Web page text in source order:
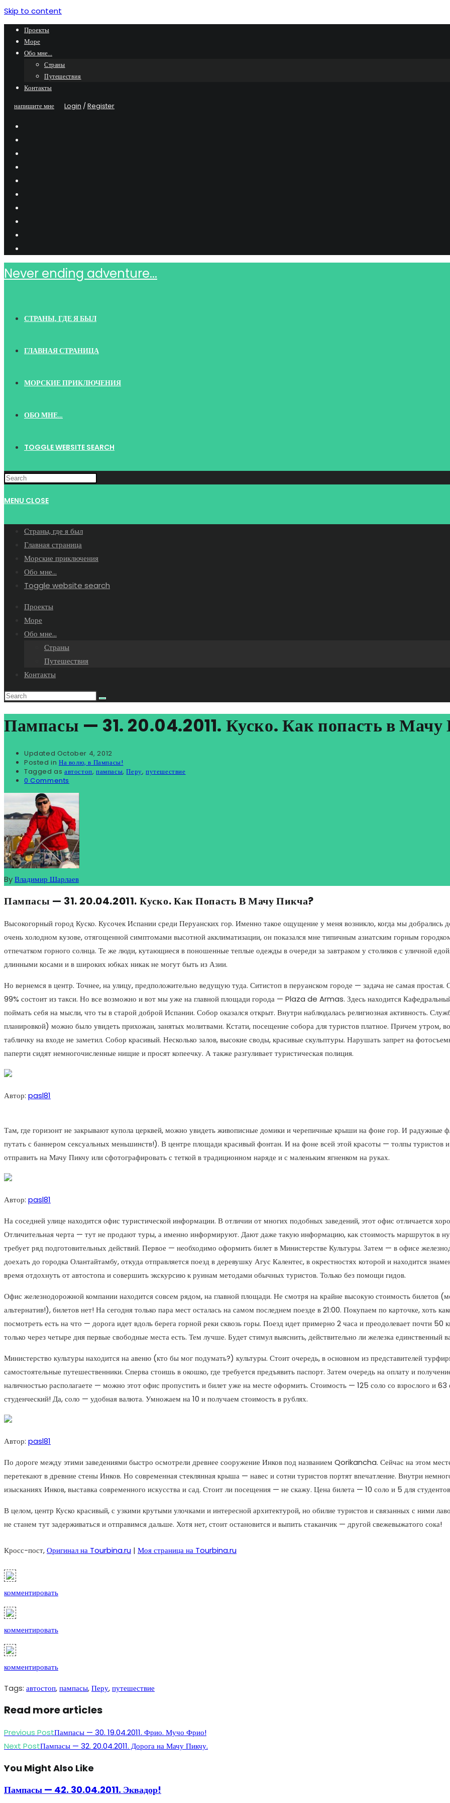
Skip to content
Проекты
Море
Обо мне…
Страны
Путешествия
Контакты
напишите мне
Login /Register
Never ending adventure...
СТРАНЫ, ГДЕ Я БЫЛ
ГЛАВНАЯ СТРАНИЦА
МОРСКИЕ ПРИКЛЮЧЕНИЯ
ОБО МНЕ…
TOGGLE WEBSITE SEARCH
MENU CLOSE
Страны, где я был
Главная страница
Морские приключения
Обо мне…
Toggle website search
Проекты
Море
Обо мне…
Страны
Путешествия
Контакты
Пампасы — 31. 20.04.2011. Куско. Как попасть в Мачу
Updated October 4, 2012
Posted in На волю, в Пампасы!
Tagged as автостоп,пампасы,Перу,путешествие
0 Comments
ByВладимир Шарлаев
Пампасы — 31. 20.04.2011. Куско. Как Попасть В Мачу Пикча?
Высокогорный город Куско. Кусочек Испании среди Перуанских гор. Именно такое ощущение у меня возникло, когда мы добрались
очень холодном кузове, отягощенной симптомами высотной акклиматизации, он показался мне типичным азиатским горным
отпечатком горного солнца. Те же люди, кутающиеся в поношенные теплые одежды в очереди за завтраком у столиков с уличной
длинными косами и в широких юбках никак не могут быть из Азии.
Но вернемся в центр. Точнее, на улицу, предположительно ведущую туда. Ситистоп в перуанском городе — задача не самая
99% состоит из такси. Но все возможно и вот мы уже на главной площади города — Plaza de Armas. Здесь находится
поймать себя на мысли, что ты в старой доброй Испании. Собор оказался открыт. Внутри наблюдалась религиозная активность.
планировкой) можно было увидеть прихожан, занятых молитвами. Кстати, посещение собора для туристов платное. Причем утром,
табличку на входе не заметил. Собор красивый. Несколько залов, высокие своды, красивые скульптуры. Нарушать запрет на
паперти сидят немногочисленные нищие и просят копеечку. А также разгуливает туристическая полиция.
Автор: pasl81
Там, где горизонт не закрывают купола церквей, можно увидеть живописные домики и черепичные крыши на фоне гор. И радужные
путать с баннером сексуальных меньшинств!). В центре площади красивый фонтан. И на фоне всей этой красоты — толпы туристов и
отправить на Мачу Пикчу или сфотографировать с теткой в традиционном наряде и с маленьким ягненком на руках.
Автор: pasl81
На соседней улице находится офис туристической информации. В отличии от многих подобных заведений, этот офис отличается
Отличительная черта — тут не продают туры, а именно информируют. Дают даже такую информацию, как стоимость маршруток в
требует ряд подготовительных действий. Первое — необходимо оформить билет в Министерстве Культуры. Затем — в офисе
доехать до городка Олантайтамбу, откуда отправляется поезд в деревушку Агус Калентес, в окрестностях которой и находится
время отдохнуть от автостопа и совершить экскурсию к руинам методами обычных туристов. Только без помощи гидов.
Офис железнодорожной компании находится совсем рядом, на главной площади. Не смотря на крайне высокую стоимость билетов
альтернатив!), билетов нет! На сегодня только пара мест осталась на самом последнем поезде в 21:00. Покупаем по карточке, хоть
посмотреть есть на что — дорога идет вдоль берега горной реки сквозь горы. Поезд идет примерно 2 часа и преодолевает почти
только через четыре дня первые свободные места есть. Тем лучше. Будет стимул выяснить, действительно ли железка единственный
Министерство культуры находится на авеню (кто бы мог подумать?) культуры. Стоит очередь, в основном из представителей
самостоятельные путешественники. Сперва стоишь в окошко, где требуется предъявить паспорт. Затем очередь на оплату и
наличностью располагаете — можно этот офис пропустить и билет уже на месте оформить. Стоимость — 125 соло со взрослого и
студенческий! Да, соло — удобная валюта. Умножаем на 10 и получаем стоимость в рублях.
Автор: pasl81
По дороге между этими заведениями быстро осмотрели древнее сооружение Инков под названием Qorikancha. Сейчас на этом
перетекают в древние стены Инков. Но современная стеклянная крыша — навес и сотни туристов портят впечатление. Внутри
изысканиях Инков, выставка современного искусства и сад. Стоит ли посещения — не скажу. Цена билета — 10 соло и 5 для
В целом, центр Куско красивый, с узкими крутыми улочками и интересной архитектурой, но обилие туристов и связанных с ними
не станем тут задерживаться и отправимся дальше. Хотя нет, стоит остановится и выпить стаканчик — другой свежевыжатого сока!
Кросс-пост,Оригинал на Tourbina.ru | Моя страница на Tourbina.ru
комментировать
комментировать
комментировать
Tags: автостоп,пампасы,Перу,путешествие
Read more articles
Previous PostПампасы — 30. 19.04.2011. Фрио. Мучо Фрио!
Next PostПампасы — 32. 20.04.2011. Дорога на Мачу Пикчу.
You Might Also Like
Пампасы — 42. 30.04.2011. Эквадор!